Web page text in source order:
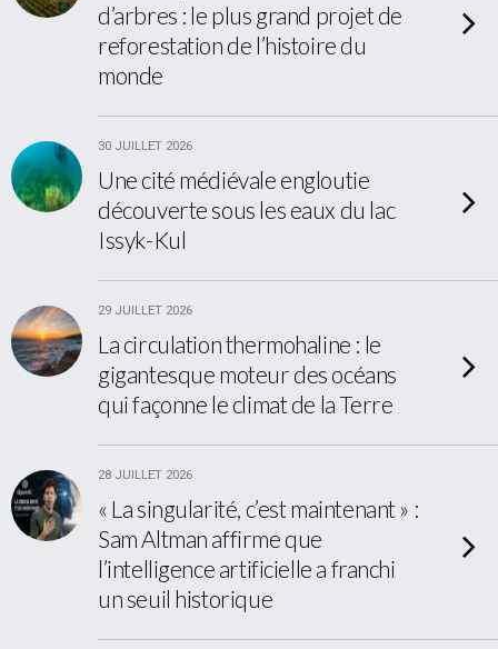
d’arbres : le plus grand projet de
reforestation de l’histoire du
monde
30 JUILLET 2026
Une cité médiévale engloutie
découverte sous les eaux du lac
Issyk-Kul
29 JUILLET 2026
La circulation thermohaline : le
gigantesque moteur des océans
qui façonne le climat de la Terre
28 JUILLET 2026
« La singularité, c’est maintenant » :
Sam Altman affirme que
l’intelligence artificielle a franchi
un seuil historique